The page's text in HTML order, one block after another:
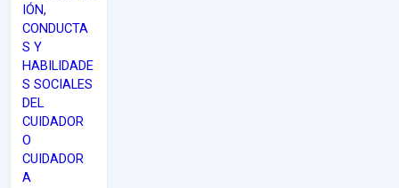
IÓN,
CONDUCTA
S Y
HABILIDADE
S SOCIALES
DEL
CUIDADOR
O
CUIDADOR
A